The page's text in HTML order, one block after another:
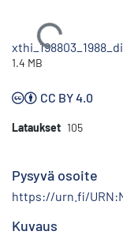
Ladataan...
1.4 MB
CC BY 4.0
Lataukset 105
Pysyvä osoite
https://urn.fi/
Kuvaus